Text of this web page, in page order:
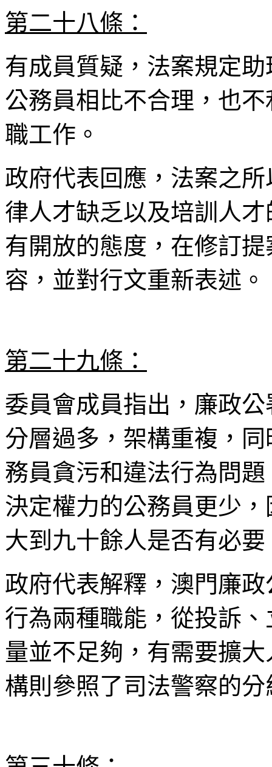
第二十八條：
有成員質疑，法案規定
公務員相比不合理，也
職工作。
政府代表回應，法案之
律人才缺乏以及培訓人
有開放的態度，在修訂
容，並對行文重新表述。
第二十九條：
委員會成員指出，廉政
分層過多，架構重複，
務員貪污和違法行為問
決定權力的公務員更少
大到九十餘人是否有必要
政府代表解釋，澳門廉
行為兩種職能，從投訴
量並不足夠，有需要擴
構則參照了司法警察的